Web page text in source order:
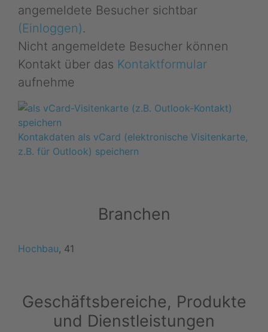
angemeldete Besucher sichtbar
(Einloggen).
Nicht angemeldete Besucher können
Kontakt über das Kontaktformular
aufnehme
Kontakdaten als vCard (elektronische Visitenkarte,
z.B. für Outlook) speichern
Branchen
Hochbau, 41
Geschäftsbereiche, Produkte
und Dienstleistungen